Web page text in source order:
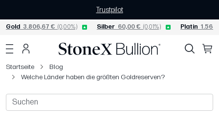
Trustpilot
Gold 3.806,67 € (0,00%) Silber 60,00 € (0,01%) Platin
Startseite
Blog
Welche Länder haben die größten Goldreserven?